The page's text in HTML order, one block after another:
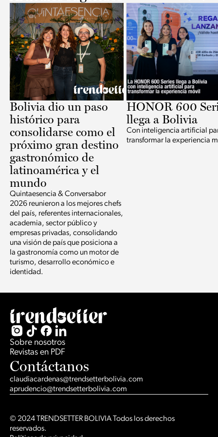
Bolivia dio un paso
histórico para
consolidarse como el
próximo gran destino
gastronómico de
latinoamérica y el
mundo
Quintaesencia & Conversabor
2026 reunieron a los mejores chefs
del país, referentes internacionales,
academia, sector público y
empresas privadas, consolidando
una visión de país que posiciona a
la gastronomía como un motor de
turismo, desarrollo económico e
identidad.
HONOR 600
llega a Bolivia
Con inteligencia artificial
transformar la experiencia
Sobre nosotros
Revistas en PDF
Contáctanos
claudiacardenas@trendsetterbolivia.com
aprudencio@trendsetterbolivia.com
© 2024 TRENDSETTER BOLIVIA Todos los derechos
reservados.